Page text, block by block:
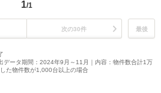
1/1
次の30件 最後
データ期間：2024年9月～11月｜内容：物件数合計1万
た物件数が1,000台以上の場合